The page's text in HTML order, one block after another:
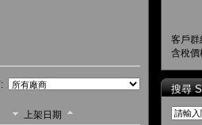
上架日期
客戶群
含稅價
搜尋